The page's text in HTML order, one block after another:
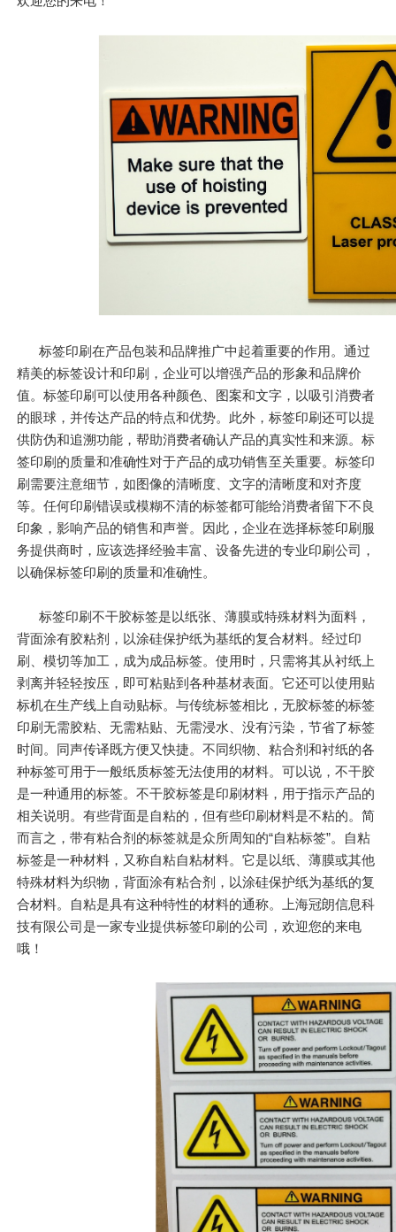
标签印刷在产品包装和品牌推广中起着重要的作用。通过
精美的标签设计和印刷，企业可以增强产品的形象和品牌价
值。标签印刷可以使用各种颜色、图案和文字，以吸引消费者
的眼球，并传达产品的特点和优势。此外，标签印刷还可以提
供防伪和追溯功能，帮助消费者确认产品的真实性和来源。标
签印刷的质量和准确性对于产品的成功销售至关重要。标签印
刷需要注意细节，如图像的清晰度、文字的清晰度和对齐度
等。任何印刷错误或模糊不清的标签都可能给消费者留下不良
印象，影响产品的销售和声誉。因此，企业在选择标签印刷服
务提供商时，应该选择经验丰富、设备先进的专业印刷公司，
以确保标签印刷的质量和准确性。
标签印刷不干胶标签是以纸张、薄膜或特殊材料为面料，
背面涂有胶粘剂，以涂硅保护纸为基纸的复合材料。经过印
刷、模切等加工，成为成品标签。使用时，只需将其从衬纸上
剥离并轻轻按压，即可粘贴到各种基材表面。它还可以使用贴
标机在生产线上自动贴标。与传统标签相比，无胶标签的标签
印刷无需胶粘、无需粘贴、无需浸水、没有污染，节省了标签
时间。同声传译既方便又快捷。不同织物、粘合剂和衬纸的各
种标签可用于一般纸质标签无法使用的材料。可以说，不干胶
是一种通用的标签。不干胶标签是印刷材料，用于指示产品的
相关说明。有些背面是自粘的，但有些印刷材料是不粘的。简
而言之，带有粘合剂的标签就是众所周知的“自粘标签”。自粘
标签是一种材料，又称自粘自粘材料。它是以纸、薄膜或其他
特殊材料为织物，背面涂有粘合剂，以涂硅保护纸为基纸的复
合材料。自粘是具有这种特性的材料的通称。上海冠朗信息科
技有限公司是一家专业提供标签印刷的公司，欢迎您的来电
哦！